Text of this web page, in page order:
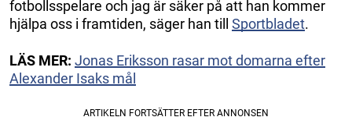
fotbollsspelare och jag är säker på att han kommer
hjälpa oss i framtiden, säger han till Sportbladet.
LÄS MER: Jonas Eriksson rasar mot domarna efter
Alexander Isaks mål